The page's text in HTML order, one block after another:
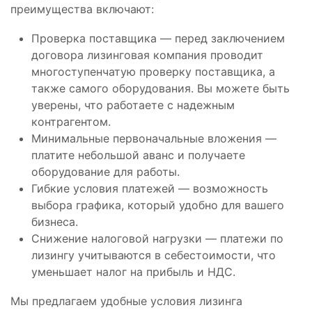
преимущества включают:
Проверка поставщика — перед заключением
договора лизинговая компания проводит
многоступенчатую проверку поставщика, а
также самого оборудования. Вы можете быть
уверены, что работаете с надежным
контрагентом.
Минимальные первоначальные вложения —
платите небольшой аванс и получаете
оборудование для работы.
Гибкие условия платежей — возможность
выбора графика, который удобно для вашего
бизнеса.
Снижение налоговой нагрузки — платежи по
лизингу учитываются в себестоимости, что
уменьшает налог на прибыль и НДС.
Мы предлагаем удобные условия лизинга